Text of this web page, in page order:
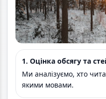
1. Оцінка обсягу та
Ми аналізуємо, хто
якими мовами.